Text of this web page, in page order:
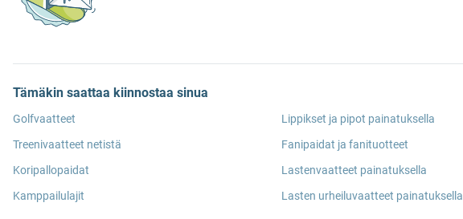
Tämäkin saattaa kiinnostaa sinua
Golfvaatteet
Treenivaatteet netistä
Koripallopaidat
Kamppailulajit
Lippikset ja pipot painatuksella
Fanipaidat ja fanituotteet
Lastenvaatteet painatuksella
Lasten urheiluvaatteet painatuksella